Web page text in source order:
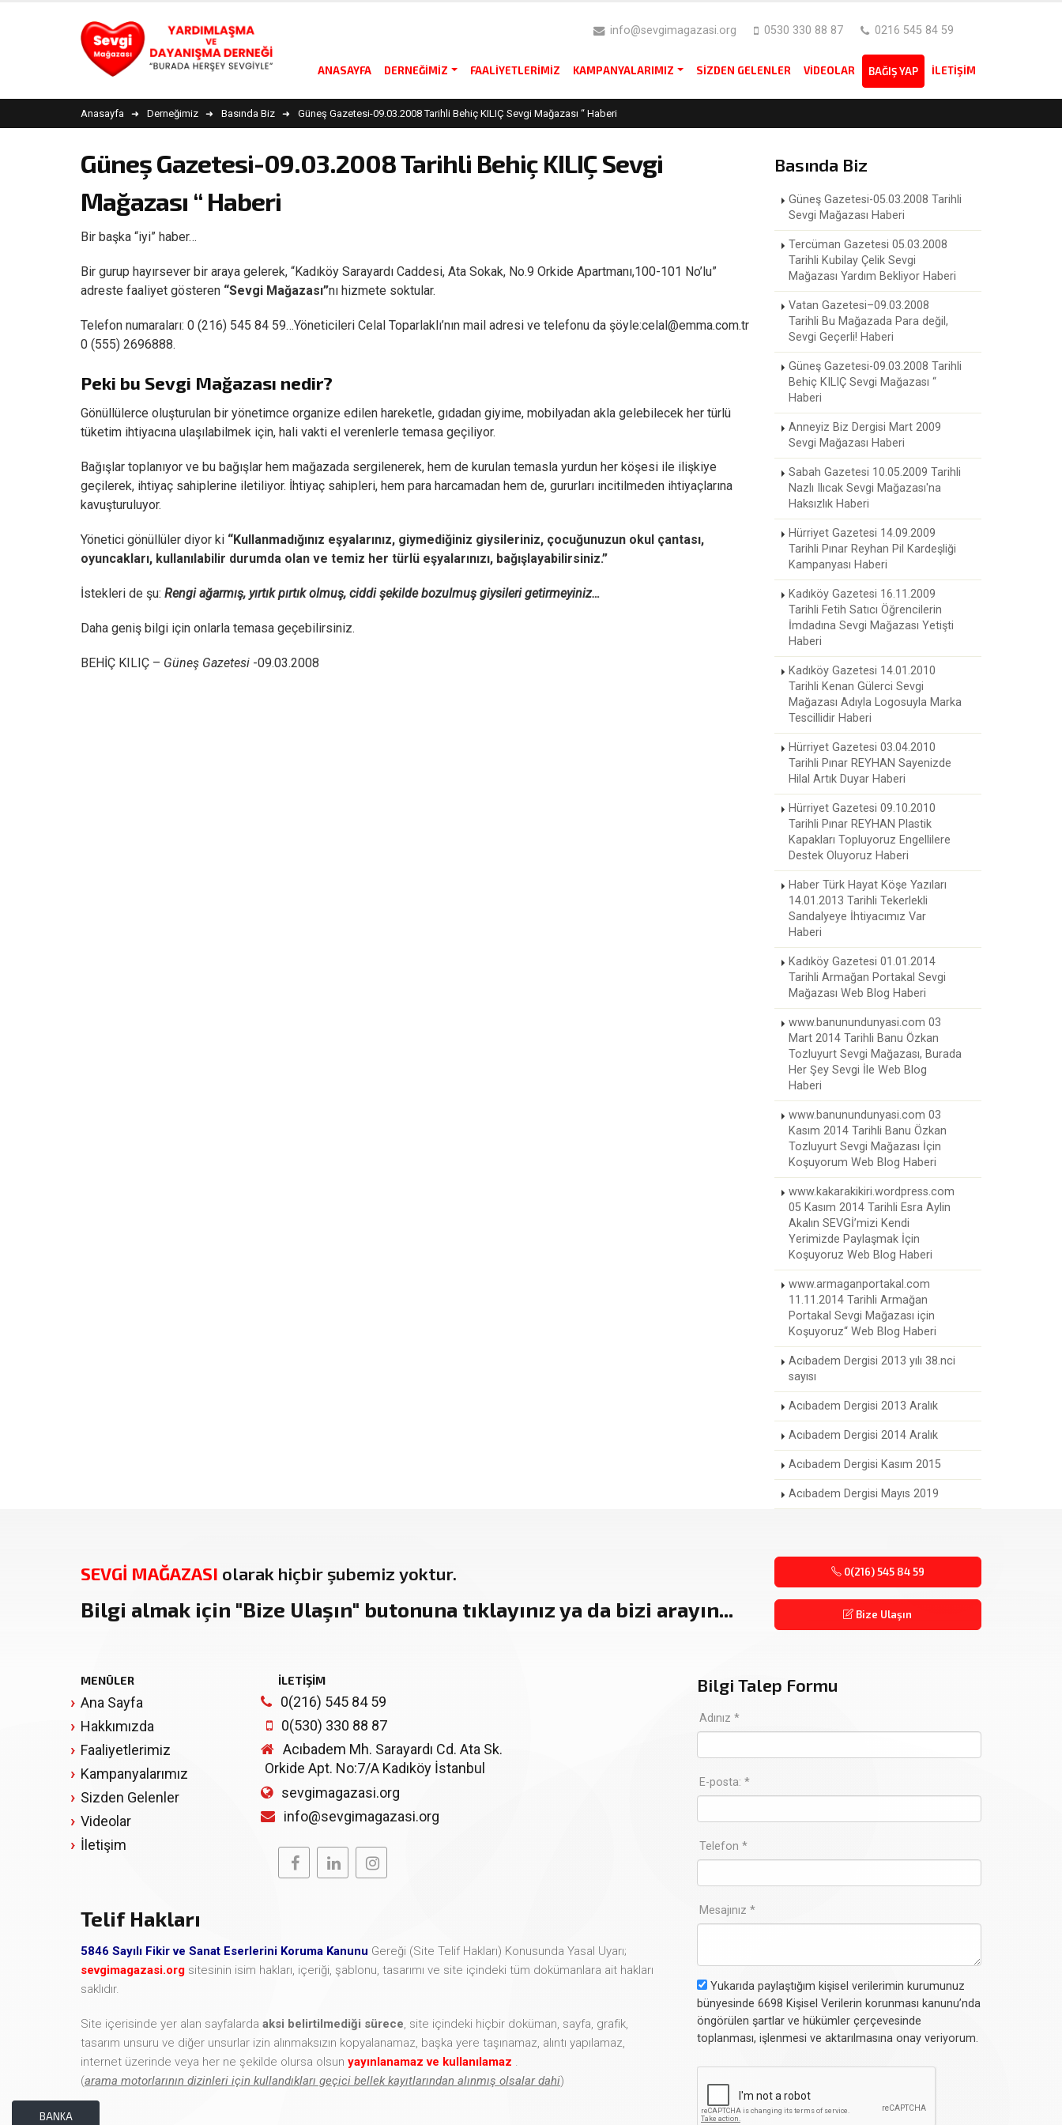
info@sevgimagazasi.org 0530 330 88 87 0216 545 84 59
ANASAYFA DERNEĞIMIZ FAALIYETLERIMIZ KAMPANYALARIMIZ SIZDEN GELENLER VIDEOLAR BAĞIŞ YAP İLETIŞIM
Anasayfa Derneğimiz Basında Biz Güneş Gazetesi-09.03.2008 Tarihli Behiç KILIÇ Sevgi Mağazası “ Haberi
Güneş Gazetesi-09.03.2008 Tarihli Behiç KILIÇ Sevgi
Mağazası “ Haberi
Bir başka “iyi” haber…
Bir gurup hayırsever bir araya gelerek, “Kadıköy Sarayardı Caddesi, Ata Sokak, No.9 Orkide Apartmanı,100-101 No’lu”
adreste faaliyet gösteren “Sevgi Mağazası”nı hizmete soktular.
Telefon numaraları: 0 (216) 545 84 59…Yöneticileri Celal Toparlaklı’nın mail adresi ve telefonu da şöyle:celal@emma.com.tr
0 (555) 2696888.
Peki bu Sevgi Mağazası nedir?
Gönüllülerce oluşturulan bir yönetimce organize edilen hareketle, gıdadan giyime, mobilyadan akla gelebilecek her türlü
tüketim ihtiyacına ulaşılabilmek için, hali vakti el verenlerle temasa geçiliyor.
Bağışlar toplanıyor ve bu bağışlar hem mağazada sergilenerek, hem de kurulan temasla yurdun her köşesi ile ilişkiye
geçilerek, ihtiyaç sahiplerine iletiliyor. İhtiyaç sahipleri, hem para harcamadan hem de, gururları incitilmeden ihtiyaçlarına
kavuşturuluyor.
Yönetici gönüllüler diyor ki “Kullanmadığınız eşyalarınız, giymediğiniz giysileriniz, çocuğunuzun okul çantası,
oyuncakları, kullanılabilir durumda olan ve temiz her türlü eşyalarınızı, bağışlayabilirsiniz.”
İstekleri de şu: Rengi ağarmış, yırtık pırtık olmuş, ciddi şekilde bozulmuş giysileri getirmeyiniz…
Daha geniş bilgi için onlarla temasa geçebilirsiniz.
BEHİÇ KILIÇ – Güneş Gazetesi -09.03.2008
Basında Biz
Güneş Gazetesi-05.03.2008 Tarihli
Sevgi Mağazası Haberi
Tercüman Gazetesi 05.03.2008
Tarihli Kubilay Çelik Sevgi
Mağazası Yardım Bekliyor Haberi
Vatan Gazetesi–09.03.2008
Tarihli Bu Mağazada Para değil,
Sevgi Geçerli! Haberi
Güneş Gazetesi-09.03.2008 Tarihli
Behiç KILIÇ Sevgi Mağazası “
Haberi
Anneyiz Biz Dergisi Mart 2009
Sevgi Mağazası Haberi
Sabah Gazetesi 10.05.2009 Tarihli
Nazlı Ilıcak Sevgi Mağazası'na
Haksızlık Haberi
Hürriyet Gazetesi 14.09.2009
Tarihli Pınar Reyhan Pil Kardeşliği
Kampanyası Haberi
Kadıköy Gazetesi 16.11.2009
Tarihli Fetih Satıcı Öğrencilerin
İmdadına Sevgi Mağazası Yetişti
Haberi
Kadıköy Gazetesi 14.01.2010
Tarihli Kenan Gülerci Sevgi
Mağazası Adıyla Logosuyla Marka
Tescillidir Haberi
Hürriyet Gazetesi 03.04.2010
Tarihli Pınar REYHAN Sayenizde
Hilal Artık Duyar Haberi
Hürriyet Gazetesi 09.10.2010
Tarihli Pınar REYHAN Plastik
Kapakları Topluyoruz Engellilere
Destek Oluyoruz Haberi
Haber Türk Hayat Köşe Yazıları
14.01.2013 Tarihli Tekerlekli
Sandalyeye İhtiyacımız Var
Haberi
Kadıköy Gazetesi 01.01.2014
Tarihli Armağan Portakal Sevgi
Mağazası Web Blog Haberi
www.banunundunyasi.com 03
Mart 2014 Tarihli Banu Özkan
Tozluyurt Sevgi Mağazası, Burada
Her Şey Sevgi İle Web Blog
Haberi
www.banunundunyasi.com 03
Kasım 2014 Tarihli Banu Özkan
Tozluyurt Sevgi Mağazası İçin
Koşuyorum Web Blog Haberi
www.kakarakikiri.wordpress.com
05 Kasım 2014 Tarihli Esra Aylin
Akalın SEVGİ’mizi Kendi
Yerimizde Paylaşmak İçin
Koşuyoruz Web Blog Haberi
www.armaganportakal.com
11.11.2014 Tarihli Armağan
Portakal Sevgi Mağazası için
Koşuyoruz“ Web Blog Haberi
Acıbadem Dergisi 2013 yılı 38.nci
sayısı
Acıbadem Dergisi 2013 Aralık
Acıbadem Dergisi 2014 Aralık
Acıbadem Dergisi Kasım 2015
Acıbadem Dergisi Mayıs 2019
SEVGİ MAĞAZASI olarak hiçbir şubemiz yoktur.
Bilgi almak için "Bize Ulaşın" butonuna tıklayınız ya da bizi arayın...
0(216) 545 84 59
Bize Ulaşın
MENÜLER
Ana Sayfa
Hakkımızda
Faaliyetlerimiz
Kampanyalarımız
Sizden Gelenler
Videolar
İletişim
İLETİŞİM
0(216) 545 84 59
0(530) 330 88 87
Acıbadem Mh. Sarayardı Cd. Ata Sk.
Orkide Apt. No:7/A Kadıköy İstanbul
sevgimagazasi.org
info@sevgimagazasi.org
Telif Hakları
5846 Sayılı Fikir ve Sanat Eserlerini Koruma Kanunu Gereği (Site Telif Hakları) Konusunda Yasal Uyarı;
sevgimagazasi.org sitesinin isim hakları, içeriği, şablonu, tasarımı ve site içindeki tüm dokümanlara ait hakları
saklıdır.
Site içerisinde yer alan sayfalarda aksi belirtilmediği sürece, site içindeki hiçbir doküman, sayfa, grafik,
tasarım unsuru ve diğer unsurlar izin alınmaksızın kopyalanamaz, başka yere taşınamaz, alıntı yapılamaz,
internet üzerinde veya her ne şekilde olursa olsun yayınlanamaz ve kullanılamaz .
(arama motorlarının dizinleri için kullandıkları geçici bellek kayıtlarından alınmış olsalar dahi)
Bilgi Talep Formu
Adınız *
E-posta: *
Telefon *
Mesajınız *
Yukarıda paylaştığım kişisel verilerimin kurumunuz
bünyesinde 6698 Kişisel Verilerin korunması kanunu’nda
öngörülen şartlar ve hükümler çerçevesinde
toplanması, işlenmesi ve aktarılmasına onay veriyorum.
BANKA